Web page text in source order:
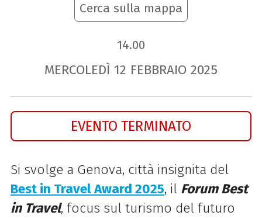
Cerca sulla mappa
14.00
MERCOLEDÌ 12 FEBBRAIO 2025
EVENTO TERMINATO
Si svolge a Genova, città insignita del
Best in Travel Award 2025, il Forum Best
in Travel, focus sul turismo del futuro